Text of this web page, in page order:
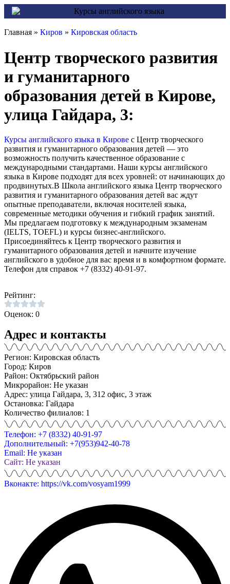
Главная » Киров » Кировская область
Центр творческого развития
и гуманитарного
образования детей в Кирове,
улица Гайдара, 3:
Курсы английского языка в Кирове с Центр творческого
развития и гуманитарного образования детей — это
возможность получить качественное образование с
международными стандартами. Наши курсы английского
языка в Кирове подходят для всех уровней: от начинающих до
продвинутых.В Школа английского языка Центр творческого
развития и гуманитарного образования детей вас ждут
опытные преподаватели, включая носителей языка,
современные методики обучения и гибкий график занятий.
Мы предлагаем подготовку к международным экзаменам
(IELTS, TOEFL) и курсы бизнес-английского.
Присоединяйтесь к Центр творческого развития и
гуманитарного образования детей и начните изучение
английского в удобное для вас время и в комфортном формате.
Телефон для справок +7 (8332) 40-91-97.
Рейтинг:
Оценок: 0
Адрес и контакты
Регион: Кировская область
Город: Киров
Район: Октябрьский район
Микрорайон: Не указан
Адрес: улица Гайдара, 3, 312 офис, 3 этаж
Остановка: Гайдара
Количество филиалов: 1
Телефон: +7 (8332) 40-91-97
Дополнительный: +7(953)942-40-78
Email: Не указан
Сайт: Не указан
Вконакте: https://vk.com/vosyam1999